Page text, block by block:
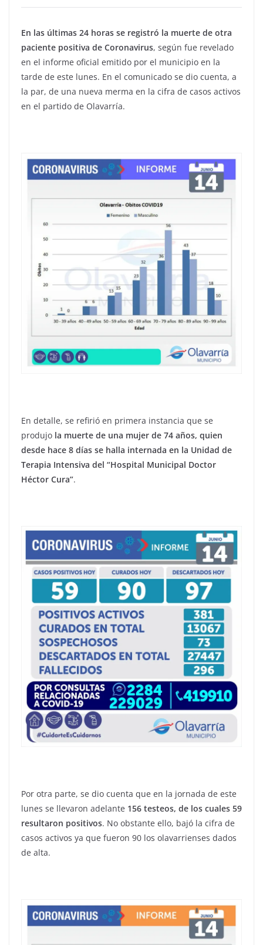
En las últimas 24 horas se registró la muerte de otra
paciente positiva de Coronavirus, según fue revelado
en el informe oficial emitido por el municipio en la
tarde de este lunes. En el comunicado se dio cuenta, a
la par, de una nueva merma en la cifra de casos activos
en el partido de Olavarría.
En detalle, se refirió en primera instancia que se
produjo la muerte de una mujer de 74 años, quien
desde hace 8 días se halla internada en la Unidad de
Terapia Intensiva del “Hospital Municipal Doctor
Héctor Cura”.
Por otra parte, se dio cuenta que en la jornada de este
lunes se llevaron adelante 156 testeos, de los cuales 59
resultaron positivos. No obstante ello, bajó la cifra de
casos activos ya que fueron 90 los olavarrienses dados
de alta.